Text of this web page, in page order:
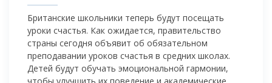
Британские школьники теперь будут посещать
уроки счастья. Как ожидается, правительство
страны сегодня объявит об обязательном
преподавании уроков счастья в средних школах.
Детей будут обучать эмоциональной гармонии,